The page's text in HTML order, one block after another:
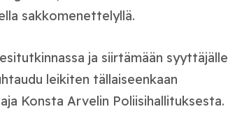
sakkomenettelyllä.
ja siirtämään syyttäjälle
leikiten tällaiseenkaan
Konsta Arvelin Poliisihallituksesta.